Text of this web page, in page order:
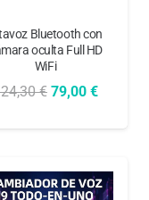
Bluetooth con
oculta Full HD
WiFi
€ El
124,30 €.
79,00 €El
79,00 €.